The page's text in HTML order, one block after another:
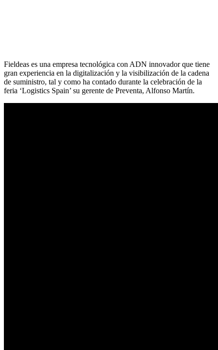
Fieldeas es una empresa tecnológica con ADN innovador que tiene
gran experiencia en la digitalización y la visibilización de la cadena
de suministro, tal y como ha contado durante la celebración de la
feria ‘Logistics Spain’ su gerente de Preventa, Alfonso Martín.